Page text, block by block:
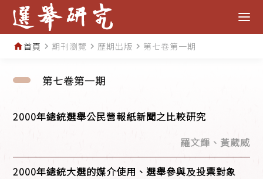
home首頁 navigate_next期刊瀏覽 navigate_next 歷期出版 navigate_next 第七卷第一期
第七卷第一期
2000年總統選舉公民營報紙新聞之比較研究
羅文輝、黃葳威
2000年總統大選的媒介使用、選舉參與及投票對象